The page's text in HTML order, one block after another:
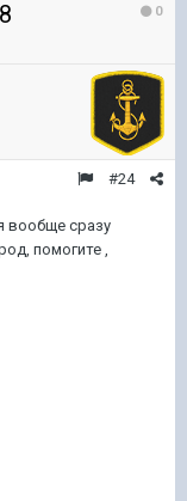
0
#24
вообще сразу
помогите ,